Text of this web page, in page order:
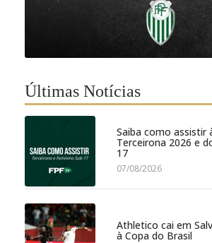
Últimas Notícias
Saiba como assistir
Terceirona 2026 e
17
07/08/2026
Athletico cai em
à Copa do Brasil